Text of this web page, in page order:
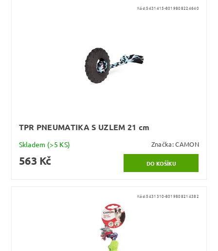
Kód:5431415-8019808224640
TPR PNEUMATIKA S UZLEM 21 cm
Skladem (>5 KS) Značka:CAMON
563 Kč
Kód:5431310-8019808214382